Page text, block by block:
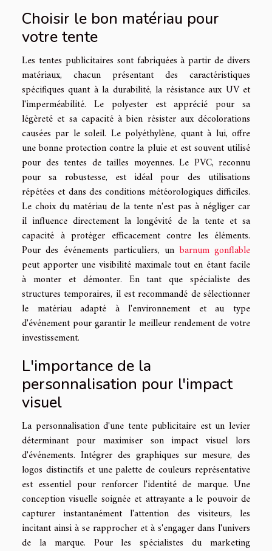
Choisir le bon matériau pour
votre tente
Les tentes publicitaires sont fabriquées à partir de divers
matériaux, chacun présentant des caractéristiques
spécifiques quant à la durabilité, la résistance aux UV et
l'imperméabilité. Le polyester est apprécié pour sa
légèreté et sa capacité à bien résister aux décolorations
causées par le soleil. Le polyéthylène, quant à lui, offre
une bonne protection contre la pluie et est souvent utilisé
pour des tentes de tailles moyennes. Le PVC, reconnu
pour sa robustesse, est idéal pour des utilisations
répétées et dans des conditions météorologiques difficiles.
Le choix du matériau de la tente n'est pas à négliger car
il influence directement la longévité de la tente et sa
capacité à protéger efficacement contre les éléments.
Pour des événements particuliers, unbarnum gonflable
peut apporter une visibilité maximale tout en étant facile
à monter et démonter. En tant que spécialiste des
structures temporaires, il est recommandé de sélectionner
le matériau adapté à l'environnement et au type
d'événement pour garantir le meilleur rendement de votre
investissement.
L'importance de la
personnalisation pour l'impact
visuel
La personnalisation d'une tente publicitaire est un levier
déterminant pour maximiser son impact visuel lors
d'événements. Intégrer des graphiques sur mesure, des
logos distinctifs et une palette de couleurs représentative
est essentiel pour renforcer l'identité de marque. Une
conception visuelle soignée et attrayante a le pouvoir de
capturer instantanément l'attention des visiteurs, les
incitant ainsi à se rapprocher et à s'engager dans l'univers
de la marque. Pour les spécialistes du marketing